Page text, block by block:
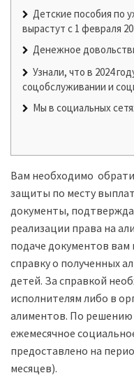
Детские пособия по
вырастут с 1 февраля
Денежное
Узнали, что в 2024
соцобслуживании и
Мы в социальных
Вам необходимо
защиты по месту
документы,
реализации права на
подаче документов
справку о полученных
детей. За справкой
исполнителям либо в
алиментов. По
ежемесячное
предоставлено на
месяцев).